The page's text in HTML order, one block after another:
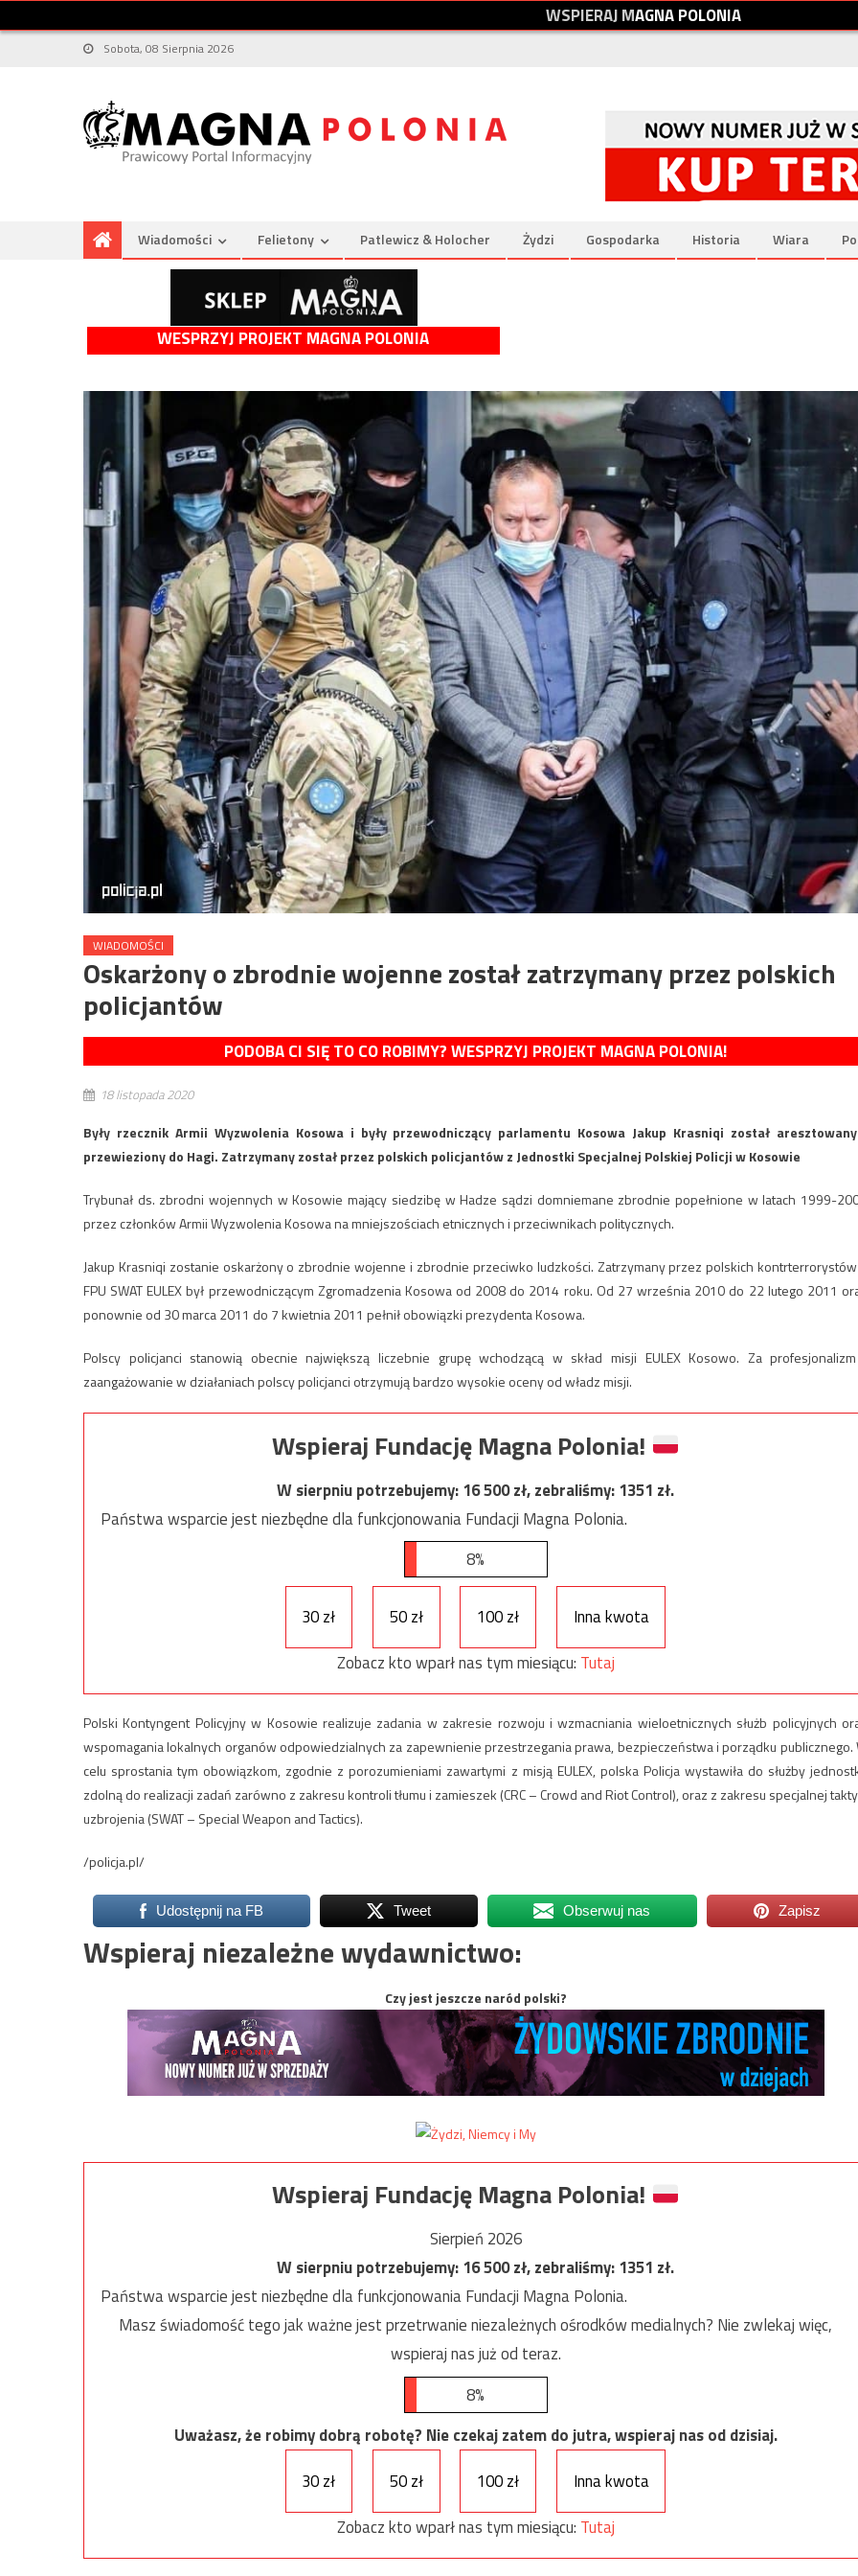
WSPIERAJMAGNAPOLONIA
Sobota, 08 Sierpnia 2026
Wiadomości Felietony Patlewicz & Holocher Żydzi Gospodarka Historia Wiara
WESPRZYJ PROJEKT MAGNA POLONIA
WIADOMOŚCI
Oskarżony o zbrodnie wojenne został zatrzymany przez polskich
policjantów
PODOBA CI SIĘ TO CO ROBIMY? WESPRZYJ PROJEKT MAGNA POLONIA!
18 listopada 2020
Były rzecznik Armii Wyzwolenia Kosowa i były przewodniczący parlamentu Kosowa Jakup Krasniqi został
przewieziony do Hagi. Zatrzymany został przez polskich policjantów z Jednostki Specjalnej Polskiej Policji w Kosowie
Trybunał ds. zbrodni wojennych w Kosowie mający siedzibę w Hadze sądzi domniemane zbrodnie popełnione w latach 1999-
przez członków Armii Wyzwolenia Kosowa na mniejszościach etnicznych i przeciwnikach politycznych.
Jakup Krasniqi zostanie oskarżony o zbrodnie wojenne i zbrodnie przeciwko ludzkości. Zatrzymany przez polskich
FPU SWAT EULEX był przewodniczącym Zgromadzenia Kosowa od 2008 do 2014 roku. Od 27 września 2010 do 22 lutego 2011
ponownie od 30 marca 2011 do 7 kwietnia 2011 pełnił obowiązki prezydenta Kosowa.
Polscy policjanci stanowią obecnie największą liczebnie grupę wchodzącą w skład misji EULEX Kosowo. Za
zaangażowanie w działaniach polscy policjanci otrzymują bardzo wysokie oceny od władz misji.
Wspieraj Fundację Magna Polonia!
W sierpniu potrzebujemy:16 500zł, zebraliśmy:1351 zł.
Państwa wsparcie jest niezbędne dla funkcjonowania Fundacji Magna Polonia.
8%
30 zł 50 zł 100 zł
Inna kwota
Zobacz kto wparł nas tym miesiącu: Tutaj
Polski Kontyngent Policyjny w Kosowie realizuje zadania w zakresie rozwoju i wzmacniania wieloetnicznych służb policyjnych
wspomagania lokalnych organów odpowiedzialnych za zapewnienie przestrzegania prawa, bezpieczeństwa i porządku publicznego.
celu sprostania tym obowiązkom, zgodnie z porozumieniami zawartymi z misją EULEX, polska Policja wystawiła do służby
zdolną do realizacji zadań zarówno z zakresu kontroli tłumu i zamieszek (CRC – Crowd and Riot Control), oraz z zakresu specjalnej
uzbrojenia (SWAT – Special Weapon and Tactics).
/policja.pl/
Udostępnij na FB Tweet Obserwuj nas Zapisz
Wspieraj niezależne wydawnictwo:
Czy jest jeszcze naród polski?
Wspieraj Fundację Magna Polonia!
Sierpień 2026
W sierpniu potrzebujemy:16 500zł, zebraliśmy:1351 zł.
Państwa wsparcie jest niezbędne dla funkcjonowania Fundacji Magna Polonia.
Masz świadomość tego jak ważne jest przetrwanie niezależnych ośrodków medialnych? Nie zwlekaj więc,
wspieraj nas już od teraz.
8%
Uważasz, że robimy dobrą robotę? Nie czekaj zatem do jutra, wspieraj nas od dzisiaj.
30 zł
50 zł 100 zł
Inna kwota
Zobacz kto wparł nas tym miesiącu: Tutaj